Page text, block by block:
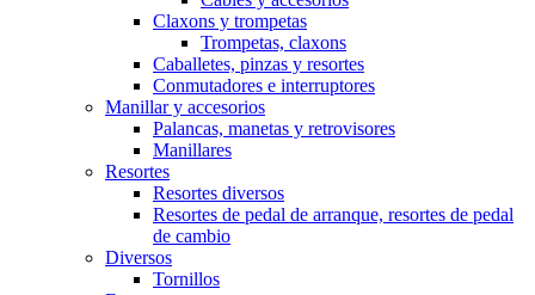
Claxons y trompetas
Trompetas, claxons
Caballetes, pinzas y resortes
Conmutadores e interruptores
Manillar y accesorios
Palancas, manetas y retrovisores
Manillares
Resortes
Resortes diversos
Resortes de pedal de arranque, resortes de pedal
de cambio
Diversos
Tornillos